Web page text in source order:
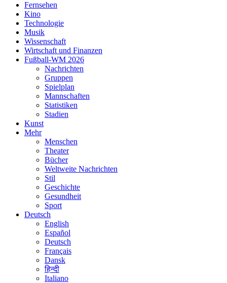
Fernsehen
Kino
Technologie
Musik
Wissenschaft
Wirtschaft und Finanzen
Fußball-WM 2026
Nachrichten
Gruppen
Spielplan
Mannschaften
Statistiken
Stadien
Kunst
Mehr
Menschen
Theater
Bücher
Weltweite Nachrichten
Stil
Geschichte
Gesundheit
Sport
Deutsch
English
Español
Deutsch
Français
Dansk
हिन्दी
Italiano